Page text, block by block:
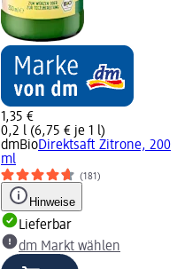
1,35 €
0,2 l (6,75 € je 1 l)
dmBioDirektsaft Zitrone, 200
ml
(181)
Hinweise
Lieferbar
dm Markt wählen